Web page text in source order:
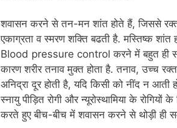
शवासन करने से तन-मन शांत होते हैं, जिससे रक्त
एकाग्रता व स्मरण शक्ति बढती है. मस्तिष्क शांत
Blood pressure control करने में बहुत ही
कारण शरीर तनाव मुक्त होता है. तनाव, उच्च
अनिद्रा दूर होती है, यदि किसी को नींद न
स्नायु पीड़ित रोगी और न्यूरोस्थामिया के
करते हुए बीच-बीच में शवासन करने से थोड़ी ही